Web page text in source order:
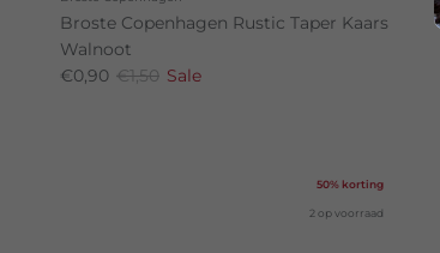
Broste Copenhagen Rustic Taper Kaars
Walnoot
€0,90 €1,50 Sale
50% korting
2 op voorraad